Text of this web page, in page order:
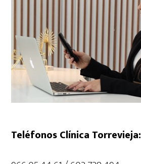
Teléfonos Clínica Torrevieja: